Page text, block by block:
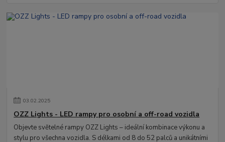
03.02.2025
OZZ Lights - LED rampy pro osobní a off-road vozidla
Objevte světelné rampy OZZ Lights – ideální kombinace výkonu a
stylu pro všechna vozidla. S délkami od 8 do 52 palců a unikátními